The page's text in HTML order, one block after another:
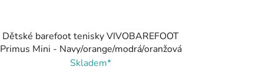
Dětské barefoot tenisky VIVOBAREFOOT
Primus Mini - Navy/orange/modrá/oranžová
Skladem*